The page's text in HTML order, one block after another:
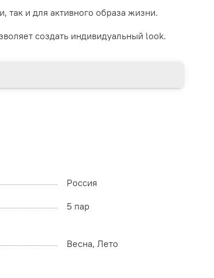
так и для активного образа жизни.
создать индивидуальный look.
Россия
5 пар
Весна, Лето